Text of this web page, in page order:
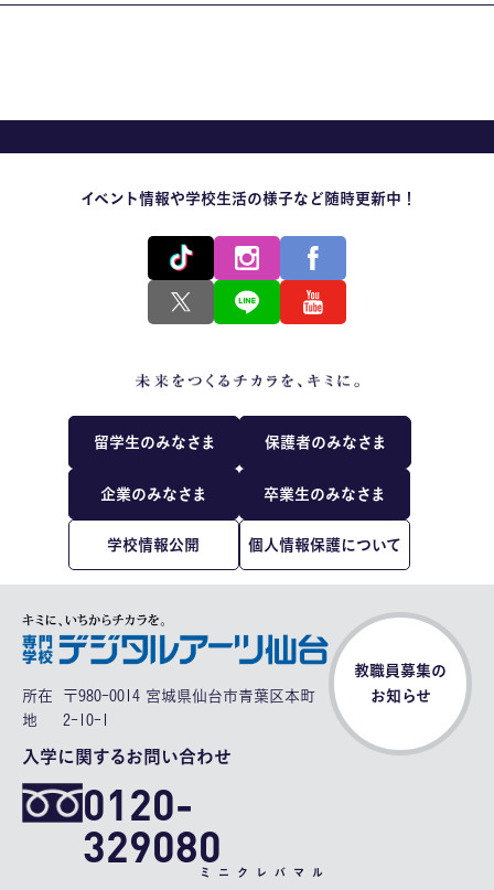
イベント情報や学校生活の様子など随時更新中！
留学生のみなさま 保護者のみなさま
企業のみなさま 卒業生のみなさま
学校情報公開 個人情報保護について
所在
地
〒980-0014 宮城県仙台市青葉区本町
2-10-1
入学に関するお問い合わせ
0120-
329080
ミニクレバマル
教職員募集の
お知らせ